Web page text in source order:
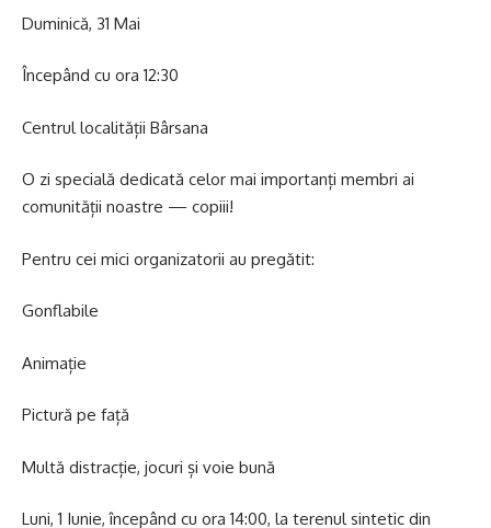
Duminică, 31 Mai
Începând cu ora 12:30
Centrul localității Bârsana
O zi specială dedicată celor mai importanți membri ai
comunității noastre — copiii!
Pentru cei mici organizatorii au pregătit:
Gonflabile
Animație
Pictură pe față
Multă distracție, jocuri și voie bună
Luni, 1 Iunie, începând cu ora 14:00, la terenul sintetic din